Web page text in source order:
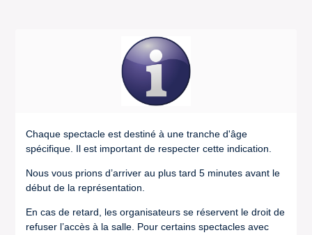
Chaque spectacle est destiné à une tranche d'âge
spécifique. Il est important de respecter cette indication.
Nous vous prions d’arriver au plus tard 5 minutes avant le
début de la représentation.
En cas de retard, les organisateurs se réservent le droit de
refuser l’accès à la salle. Pour certains spectacles avec